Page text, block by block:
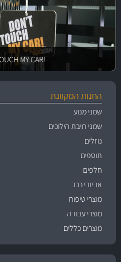
!DON'T TOUCH MY CAR
החנות המקוונת
שמני מנוע
שמני תיבת הילוכים
נוזלים
תוספים
חלפים
אביזרי רכב
מוצרי טיפוח
מוצרי עבודה
מוצרים כללים